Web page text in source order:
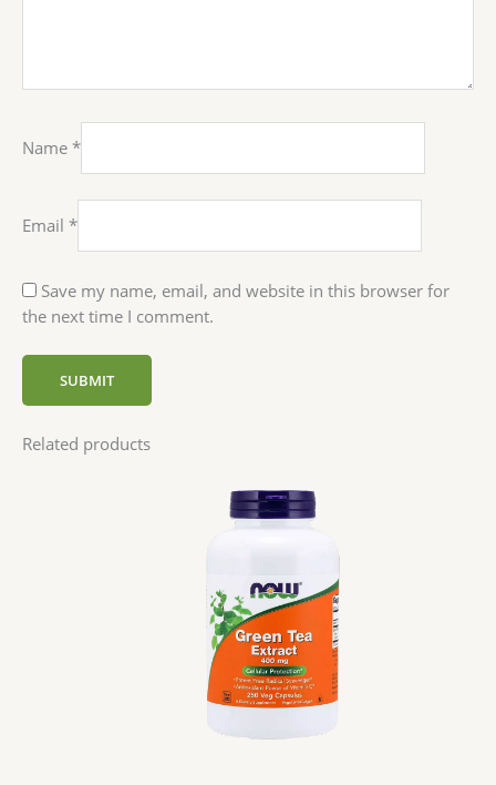
Name *
Email *
Save my name, email, and website in this browser for
the next time I comment.
Related products